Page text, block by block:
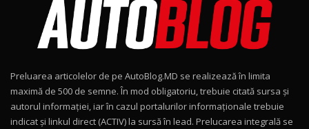
15:08
Noul Geely EX2 / Test Drive AutoBlog.MD
15:22
Mercedes-AMG E 53 HYBRID 4MATIC+ / Test
Drive AutoBlog.MD
16:27
Preluarea articolelor de pe AutoBlog.MD se realizează în limita
maximă de 500 de semne. În mod obligatoriu, trebuie citată sursa și
autorul informației, iar în cazul portalurilor informaționale trebuie
indicat și linkul direct (ACTIV) la sursă în lead. Prelucarea integrală se